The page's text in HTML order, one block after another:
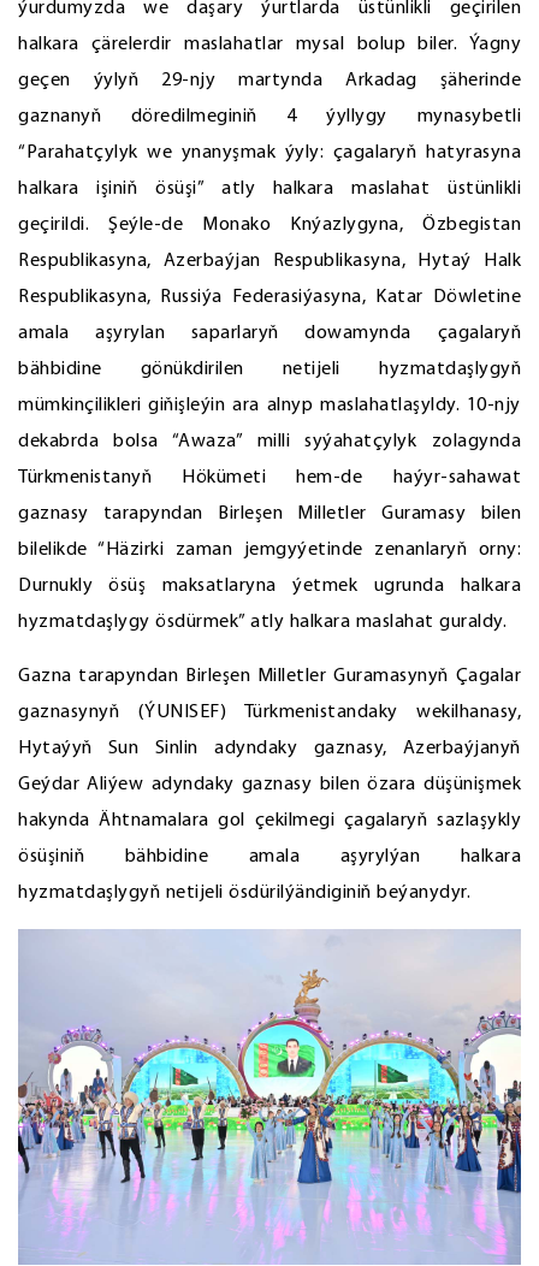
ýurdumyzda we daşary ýurtlarda üstünlikli geçirilen
halkara çärelerdir maslahatlar mysal bolup biler. Ýagny
geçen ýylyň 29-njy martynda Arkadag şäherinde
gaznanyň döredilmeginiň 4 ýyllygy mynasybetli
“Parahatçylyk we ynanyşmak ýyly: çagalaryň hatyrasyna
halkara işiniň ösüşi” atly halkara maslahat üstünlikli
geçirildi. Şeýle-de Monako Knýazlygyna, Özbegistan
Respublikasyna, Azerbaýjan Respublikasyna, Hytaý Halk
Respublikasyna, Russiýa Federasiýasyna, Katar Döwletine
amala aşyrylan saparlaryň dowamynda çagalaryň
bähbidine gönükdirilen netijeli hyzmatdaşlygyň
mümkinçilikleri giňişleýin ara alnyp maslahatlaşyldy. 10-njy
dekabrda bolsa “Awaza” milli syýahatçylyk zolagynda
Türkmenistanyň Hökümeti hem-de haýyr-sahawat
gaznasy tarapyndan Birleşen Milletler Guramasy bilen
bilelikde “Häzirki zaman jemgyýetinde zenanlaryň orny:
Durnukly ösüş maksatlaryna ýetmek ugrunda halkara
hyzmatdaşlygy ösdürmek” atly halkara maslahat guraldy.
Gazna tarapyndan Birleşen Milletler Guramasynyň Çagalar
gaznasynyň (ÝUNISEF) Türkmenistandaky wekilhanasy,
Hytaýyň Sun Sinlin adyndaky gaznasy, Azerbaýjanyň
Geýdar Aliýew adyndaky gaznasy bilen özara düşünişmek
hakynda Ähtnamalara gol çekilmegi çagalaryň sazlaşykly
ösüşiniň bähbidine amala aşyrylýan halkara
hyzmatdaşlygyň netijeli ösdürilýändiginiň beýanydyr.